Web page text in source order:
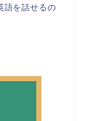
語を話せるの